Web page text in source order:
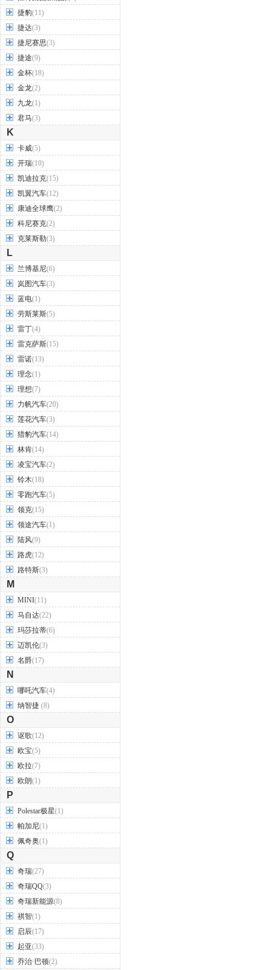
捷豹(11)
捷达(3)
捷尼赛思(3)
捷途(9)
金杯(18)
金龙(2)
九龙(1)
君马(3)
K
卡威(5)
开瑞(10)
凯迪拉克(15)
凯翼汽车(12)
康迪全球鹰(2)
科尼赛克(2)
克莱斯勒(3)
L
兰博基尼(6)
岚图汽车(3)
蓝电(1)
劳斯莱斯(5)
雷丁(4)
雷克萨斯(15)
雷诺(13)
理念(1)
理想(7)
力帆汽车(20)
莲花汽车(3)
猎豹汽车(14)
林肯(14)
凌宝汽车(2)
铃木(18)
零跑汽车(5)
领克(15)
领途汽车(1)
陆风(9)
路虎(12)
路特斯(3)
M
MINI(11)
马自达(22)
玛莎拉蒂(6)
迈凯伦(3)
名爵(17)
N
哪吒汽车(4)
纳智捷 (8)
O
讴歌(12)
欧宝(5)
欧拉(7)
欧朗(1)
P
Polestar极星(1)
帕加尼(1)
佩奇奥(1)
Q
奇瑞(27)
奇瑞QQ(3)
奇瑞新能源(8)
祺智(1)
启辰(17)
起亚(33)
乔治·巴顿(2)